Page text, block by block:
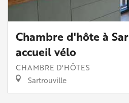
Chambre d'hôte à
accueil vélo
CHAMBRE D'HÔTES
Sartrouville